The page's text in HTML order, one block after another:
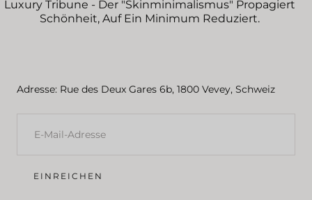
Luxury Tribune - Der "Skinminimalismus" Propagiert
Schönheit, Auf Ein Minimum Reduziert.
Adresse: Rue des Deux Gares 6b, 1800 Vevey, Schweiz
E-
EINREICHEN